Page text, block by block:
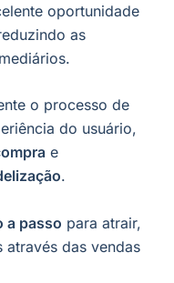
oportunidade
as
o processo de
do usuário,
e
.
a passo para atrair,
das vendas